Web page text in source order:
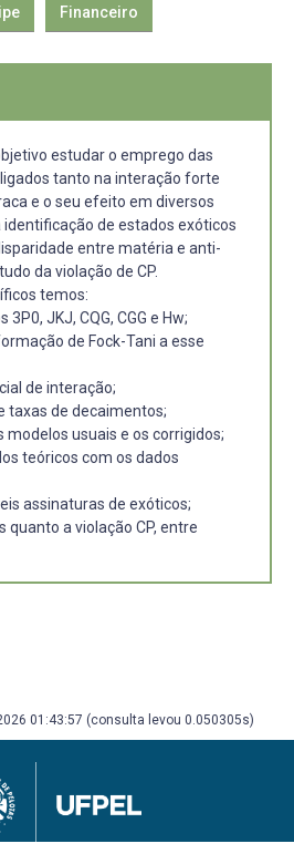
Financeiro
estudar o emprego das
tanto na interação forte
e o seu efeito em diversos
de estados exóticos
entre matéria e anti-
da violação de CP.
temos:
JKJ, CQG, CGG e Hw;
de Fock-Tani a esse
de interação;
taxas de decaimentos;
modelos usuais e os corrigidos;
teóricos com os dados
assinaturas de exóticos;
quanto a violação CP, entre
01:43:57 (consulta levou 0.050305s)